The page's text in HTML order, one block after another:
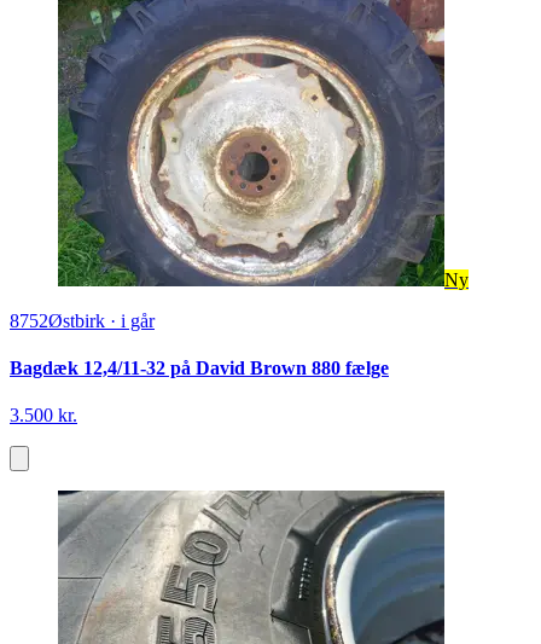
Ny
8752Østbirk · i går
Bagdæk 12,4/11-32 på David Brown 880 fælge
3.500 kr.